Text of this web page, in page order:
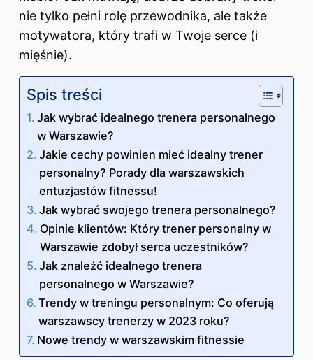
nie tylko pełni rolę przewodnika, ale także
motywatora, który trafi w Twoje serce (i
mięśnie).
Spis treści
Jak wybrać idealnego trenera personalnego
w Warszawie?
Jakie cechy powinien mieć idealny trener
personalny? Porady dla warszawskich
entuzjastów fitnessu!
Jak wybrać swojego trenera personalnego?
Opinie klientów: Który trener personalny w
Warszawie zdobył serca uczestników?
Jak znaleźć idealnego trenera
personalnego w Warszawie?
Trendy w treningu personalnym: Co oferują
warszawscy trenerzy w 2023 roku?
Nowe trendy w warszawskim fitnessie